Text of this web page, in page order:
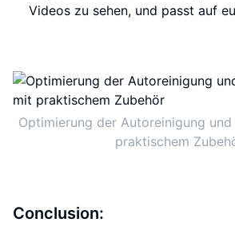
Videos zu sehen, und passt auf
Optimierung der Autoreinigung
praktischem
Conclusion: